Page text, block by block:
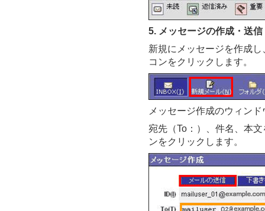
5. メッセージの作成・送信
新規にメッセージを作成
コンをクリックします。
メッセージ作成のウィン
宛先（To：）、件名、本
ンをクリックします。